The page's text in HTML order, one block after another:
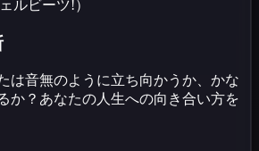
ルビーツ!）
は音無のように立ち向かうか、かな
か？あなたの人生への向き合い方を